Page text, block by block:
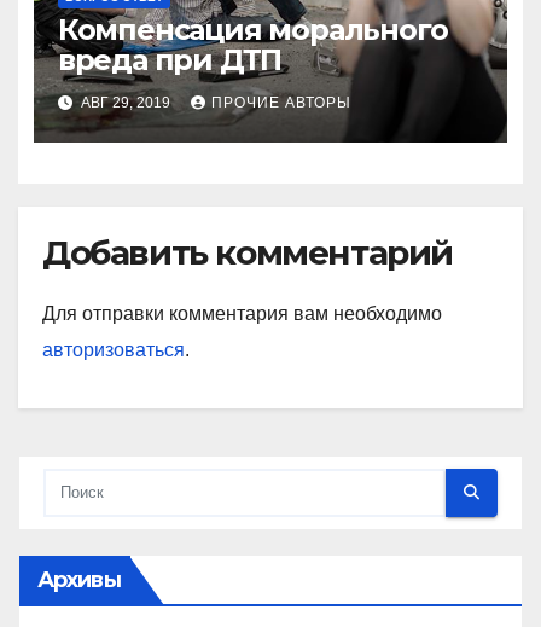
Компенсация морального
вреда при ДТП
АВГ 29, 2019 ПРОЧИЕ АВТОРЫ
Добавить комментарий
Для отправки комментария вам необходимо
авторизоваться.
Архивы